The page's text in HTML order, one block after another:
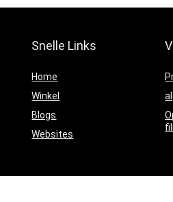
Snelle Links
Home
Winkel
Blogs
Websites